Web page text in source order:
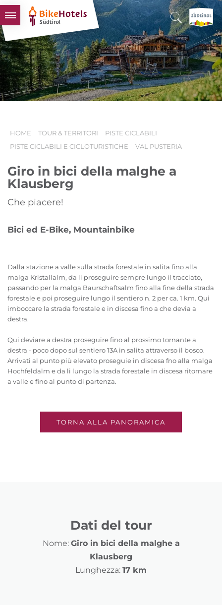
BIKEHOTELS
HOTELS & PACCHETTI
TOUR & TERRITORI
L'ALTO ADIGE & NOI
HOME TOUR & TERRITORI
PISTE CICLABILI
PISTE CICLABILI E CICLOTURISTICHE
VAL PUSTERIA
Giro in bici della malghe a
Klausberg
Che piacere!
Bici ed E-Bike, Mountainbike
Dalla stazione a valle sulla strada forestale in salita fino alla
malga Kristallalm, da li proseguire sempre lungo il tracciato,
passando per la malga Baurschaftsalm fino alla fine della strada
forestale e poi proseguire lungo il sentiero n. 2 per ca. 1 km. Qui
imboccare la strada forestale e in discesa fino a che devia a
destra.
Qui deviare a destra proseguire fino al prossimo tornante a
destra - poco dopo sul sentiero 13A in salita attraverso il bosco.
Arrivati al punto più elevato proseguie in discesa fno alla malga
Hochfeldalm e da li lungo la strada forestale in discesa ritornare
a valle e fino al punto di partenza.
TORNA ALLA PANORAMICA
Dati del tour
Nome: Giro in bici della malghe a
Klausberg
Lunghezza: 17 km